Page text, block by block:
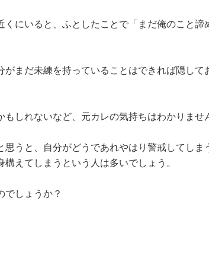
にいると、ふとしたことで「まだ俺のこと諦
まだ未練を持っていることはできれば隠して
しれないなど、元カレの気持ちはわかりませ
うと、自分がどうであれやはり警戒してしま
えてしまうという人は多いでしょう。
でしょうか？